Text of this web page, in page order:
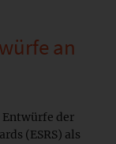
an
Entwürfe der
(ESRS) als